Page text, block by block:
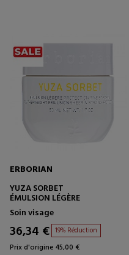
ERBORIAN
YUZA SORBET
ÉMULSION LÉGÈRE
Soin visage
36,34 € 19% Réduction
Prix d'origine 45,00 €